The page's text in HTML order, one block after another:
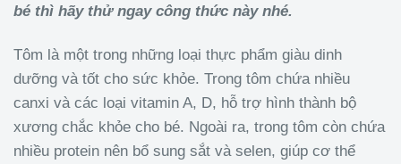
bé thì hãy thử ngay công thức này nhé.
Tôm là một trong những loại thực phẩm giàu dinh
dưỡng và tốt cho sức khỏe. Trong tôm chứa nhiều
canxi và các loại vitamin A, D, hỗ trợ hình thành bộ
xương chắc khỏe cho bé. Ngoài ra, trong tôm còn chứa
nhiều protein nên bổ sung sắt và selen, giúp cơ thể